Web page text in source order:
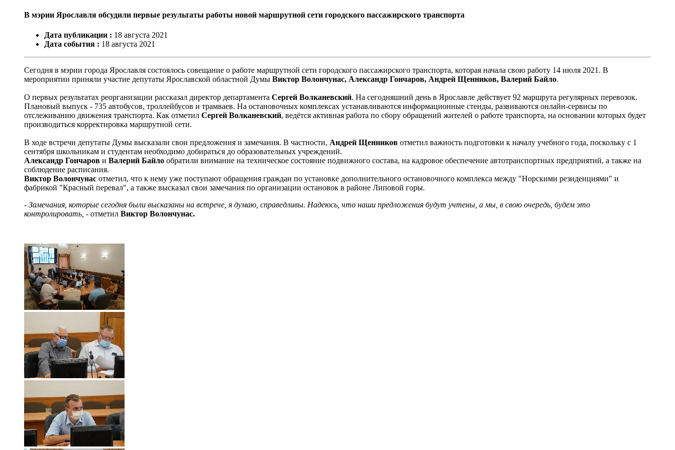
В мэрии Ярославля обсудили первые результаты работы новой маршрутной сети городского пассажирского транспорта
Дата публикации : 18 августа 2021
Дата события : 18 августа 2021
Сегодня в мэрии города Ярославля состоялось совещание о работе маршрутной сети городского пассажирского транспорта, которая начала свою работу 14 июля 2021. В
мероприятии приняли участие депутаты Ярославской областной Думы Виктор Волончунас, Александр Гончаров, Андрей Щенников, Валерий Байло.
О первых результатах реорганизации рассказал директор департамента Сергей Волканевский. На сегодняшний день в Ярославле действует 92 маршрута регулярных перевозок.
Плановый выпуск - 735 автобусов, троллейбусов и трамваев. На остановочных комплексах устанавливаются информационные стенды, развиваются онлайн-сервисы по
отслеживанию движения транспорта. Как отметил Сергей Волканевский, ведётся активная работа по сбору обращений жителей о работе транспорта, на основании которых будет
производиться корректировка маршрутной сети.
В ходе встречи депутаты Думы высказали свои предложения и замечания. В частности, Андрей Щенников отметил важность подготовки к началу учебного года, поскольку с 1
сентября школьникам и студентам необходимо добираться до образовательных учреждений.
Александр Гончаров и Валерий Байло обратили внимание на техническое состояние подвижного состава, на кадровое обеспечение автотранспортных предприятий, а также на
соблюдение расписания.
Виктор Волончунас отметил, что к нему уже поступают обращения граждан по установке дополнительного остановочного комплекса между "Норскими резиденциями" и
фабрикой "Красный перевал", а также высказал свои замечания по организации остановок в районе Липовой горы.
- Замечания, которые сегодня были высказаны на встрече, я думаю, справедливы. Надеюсь, что наши предложения будут учтены, а мы, в свою очередь, будем это
контролировать, - отметил Виктор Волончунас.